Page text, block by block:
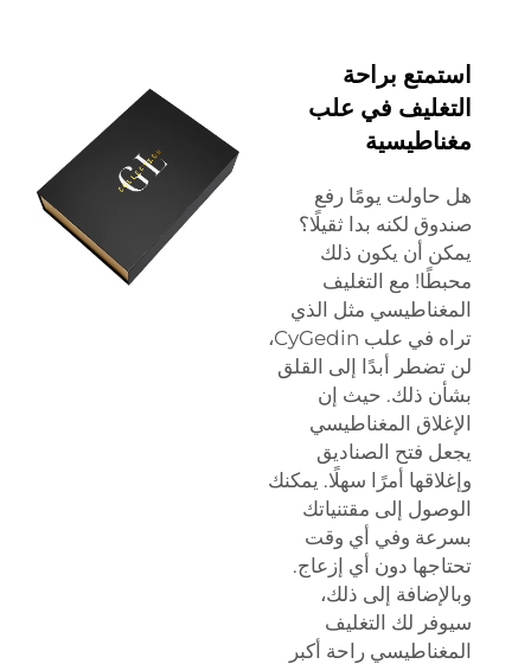
براحة
في علب
يومًا رفع
لكنه بدا ثقيلًا؟
أن يكون ذلك
مع التغليف
مثل الذي
تراه في علب CyGedin،
أبدًا إلى القلق
ذلك. حيث إن
المغناطيسي
فتح الصناديق
أمرًا سهلًا. يمكنك
إلى مقتنياتك
وفي أي وقت
دون أي إزعاج.
إلى ذلك،
لك التغليف
راحة أكبر